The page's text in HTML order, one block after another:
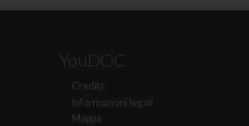
YouDOC
Credits
Informazioni legali
Mappa